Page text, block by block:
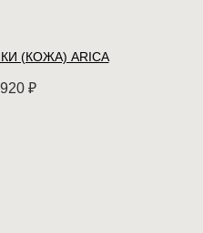
(КОЖА) ARICA
₽